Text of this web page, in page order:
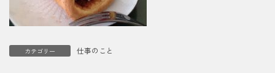
カテゴリー 仕事のこと